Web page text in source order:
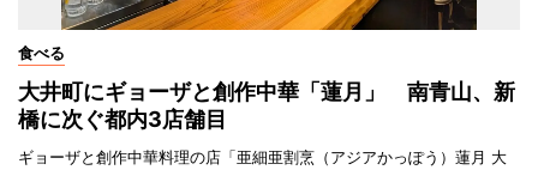
食べる
大井町にギョーザと創作中華「蓮月」 南青山、新
橋に次ぐ都内3店舗目
ギョーザと創作中華料理の店「亜細亜割烹（アジアかっぽう）蓮月 大